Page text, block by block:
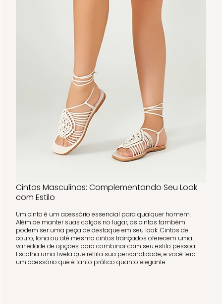
Cintos Masculinos: Complementando Seu Look
com Estilo
Um cinto é um acessório essencial para qualquer homem.
Além de manter suas calças no lugar, os cintos também
podem ser uma peça de destaque em seu look. Cintos de
couro, lona ou até mesmo cintos trançados oferecem uma
variedade de opções para combinar com seu estilo pessoal.
Escolha uma fivela que reflita sua personalidade, e você terá
um acessório que é tanto prático quanto elegante.